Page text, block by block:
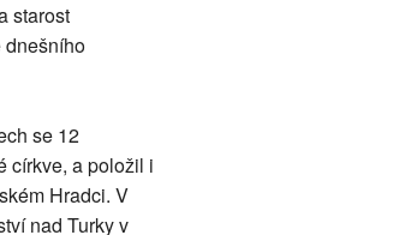
starost
dnešního
se 12
církve, a položil i
Hradci. V
nad Turky v